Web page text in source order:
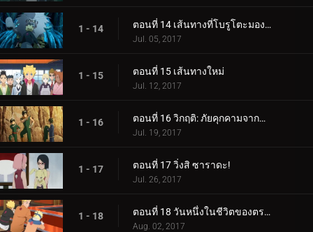
1 - 14 ตอนที่ 14 เส้นทางที่โบรูโตะมองเห็น
Jul. 05, 2017
1 - 15 ตอนที่ 15 เส้นทางใหม่
Jul. 12, 2017
1 - 16 ตอนที่ 16 วิกฤติ: ภัยคุกคามจากความล้มเหลว!
Jul. 19, 2017
1 - 17 ตอนที่ 17 วิ่งสิ ซาราดะ!
Jul. 26, 2017
1 - 18 ตอนที่ 18 วันหนึ่งในชีวิตของตระกูลอุซึมากิ
Aug. 02, 2017